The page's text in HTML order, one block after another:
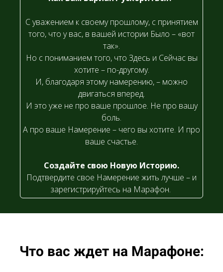
С уважением к своему прошлому, с принятием
того, что у вас, в вашей истории Было – «вот
так».
Но с пониманием того, что Здесь и Сейчас вы
хотите – по-другому.
И, благодаря этому намерению, – можно
двигаться вперед.
И это уже не про ваше прошлое. Не про вашу
боль.
А про ваше Намерение – чего вы хотите. И про
ваше счастье.
Создайте свою Новую Историю.
Подтвердите свое Намерение жить лучше – и
зарегистрируйтесь на Марафон.
Что вас ждет на Марафоне: